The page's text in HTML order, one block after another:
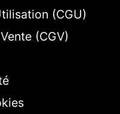
(CGU)
(CGV)